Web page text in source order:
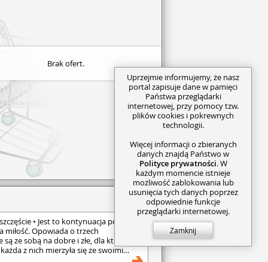
Brak ofert.
• Jest to kontynuacja powieść
miłość. Opowiada o trzech
ze sobą na dobre i złe, dla których
każda z nich mierzyła się ze swoimi
porzucona przez narzeczonego
Uprzejmie informujemy, że nasz
portal zapisuje dane w pamięci
Państwa przeglądarki
internetowej, przy pomocy tzw.
plików cookies i pokrewnych
technologii.
Więcej informacji o zbieranych
danych znajdą Państwo w
Polityce prywatności. W
każdym momencie istnieje
możliwość zablokowania lub
usunięcia tych danych poprzez
odpowiednie funkcje
przeglądarki internetowej.
Zamknij